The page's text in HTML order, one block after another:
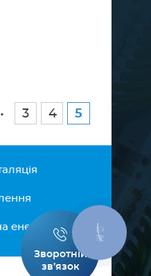
3 4 5
Зворотній
зв’язок
енергетика КНОПКА
ЗВ'ЯЗКУ